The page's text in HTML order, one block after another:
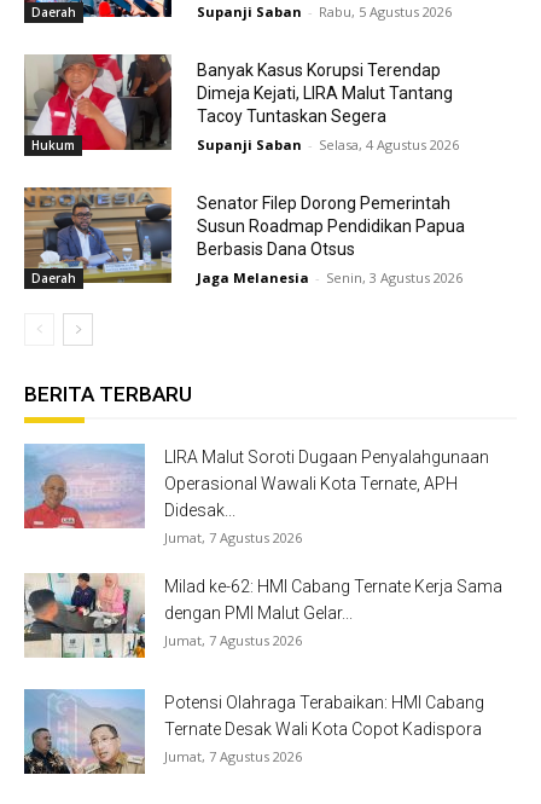
Daerah Supanji Saban - Rabu, 5 Agustus 2026
Hukum
Banyak Kasus Korupsi Terendap
Dimeja Kejati, LIRA Malut Tantang
Tacoy Tuntaskan Segera
Supanji Saban - Selasa, 4 Agustus 2026
Daerah
Senator Filep Dorong Pemerintah
Susun Roadmap Pendidikan Papua
Berbasis Dana Otsus
Jaga Melanesia - Senin, 3 Agustus 2026
BERITA TERBARU
LIRA Malut Soroti Dugaan Penyalahgunaan
Operasional Wawali Kota Ternate, APH
Didesak...
Jumat, 7 Agustus 2026
Milad ke-62: HMI Cabang Ternate Kerja Sama
dengan PMI Malut Gelar...
Jumat, 7 Agustus 2026
Potensi Olahraga Terabaikan: HMI Cabang
Ternate Desak Wali Kota Copot Kadispora
Jumat, 7 Agustus 2026